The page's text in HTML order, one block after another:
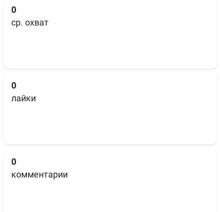
0
ср. охват
0
лайки
0
комментарии